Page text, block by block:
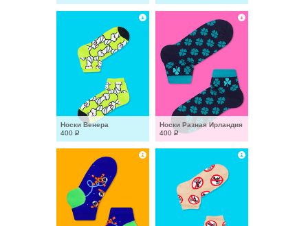
Носки Венера
400 Р
Носки Разная Ирландия
400 Р